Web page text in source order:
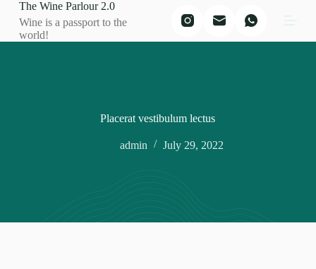
The Wine Parlour 2.0
Wine is a passport to the
world!
Placerat vestibulum lectus
admin July 29, 2022